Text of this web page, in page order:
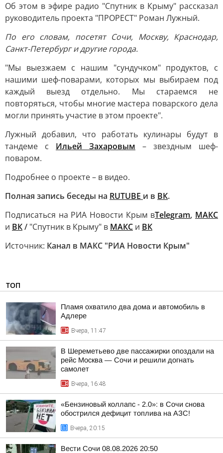
Об этом в эфире радио "Спутник в Крыму" рассказал
руководитель проекта "ПРОРЕСТ" Роман Лужный.
По его словам, посетят Сочи, Москву, Краснодар,
Санкт-Петербург и другие города.
"Мы выезжаем с нашим "сундучком" продуктов, с
нашими шеф-поварами, которых мы выбираем под
каждый выезд отдельно. Мы стараемся не
повторяться, чтобы многие мастера поварского дела
могли принять участие в этом проекте".
Лужный добавил, что работать кулинары будут в
тандеме с Ильей Захаровым – звездным шеф-
поваром.
Подробнее о проекте – в видео.
Полная запись беседы на RUTUBE и в ВК.
Подписаться на РИА Новости Крым вTelegram, МАКС
и ВК/ "Спутник в Крыму" в МАКС и ВК
Источник: Канал в МАКС "РИА Новости Крым"
ТОП
Пламя охватило два дома и автомобиль в
Адлере
Вчера, 11:47
В Шереметьево две пассажирки опоздали на
рейс Москва — Сочи и решили догнать
самолет
Вчера, 16:48
«Бензиновый коллапс - 2.0»: в Сочи снова
обострился дефицит топлива на АЗС!
Вчера, 20:15
Вести Сочи 08.08.2026 20:50